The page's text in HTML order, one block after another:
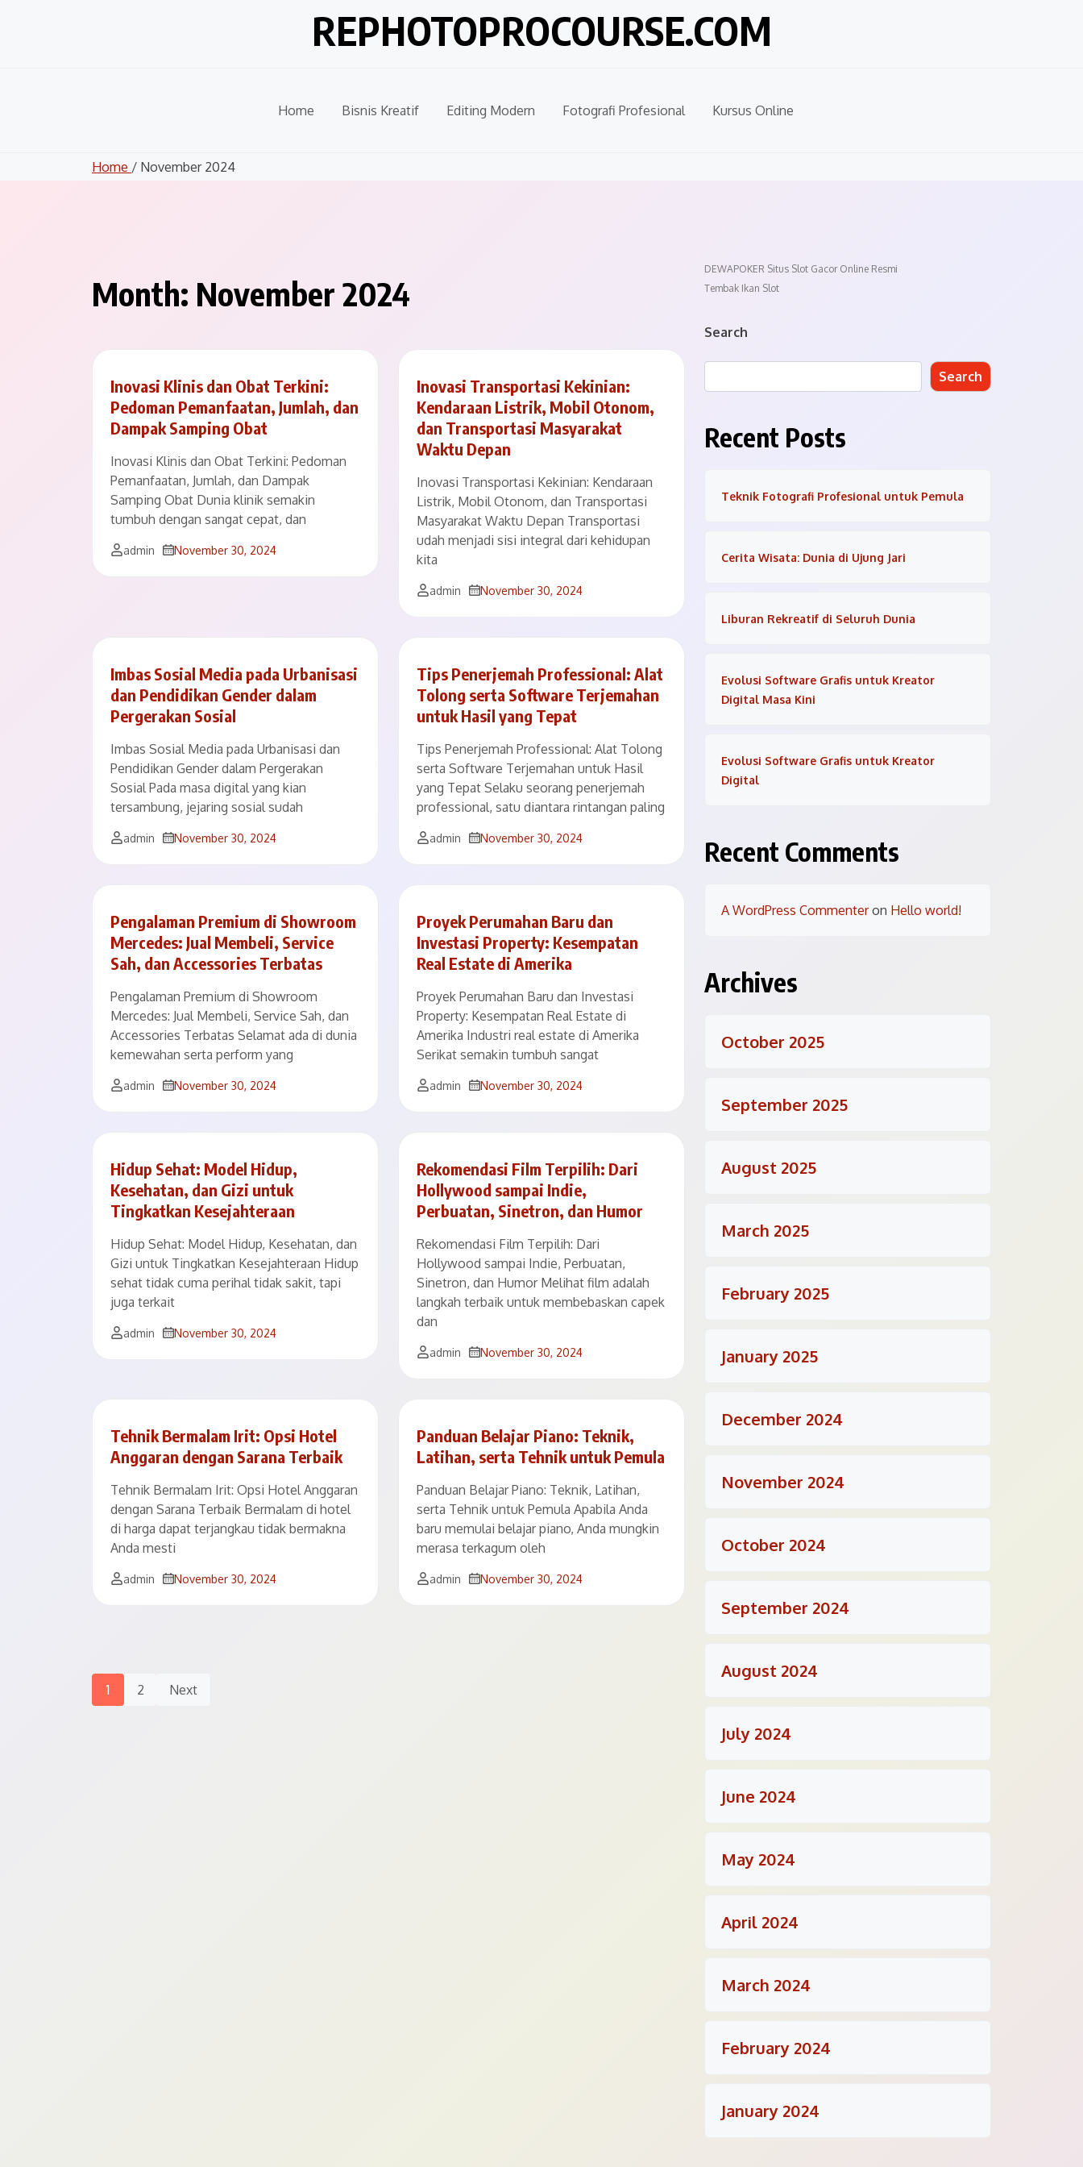
REPHOTOPROCOURSE.COM
Home Bisnis Kreatif Editing Modern Fotografi Profesional Kursus Online
Home / November 2024
Month: November 2024
Inovasi Klinis dan Obat Terkini:
Pedoman Pemanfaatan, Jumlah, dan
Dampak Samping Obat
Inovasi Klinis dan Obat Terkini: Pedoman
Pemanfaatan, Jumlah, dan Dampak
Samping Obat Dunia klinik semakin
tumbuh dengan sangat cepat, dan
admin November 30, 2024
Inovasi Transportasi Kekinian:
Kendaraan Listrik, Mobil Otonom,
dan Transportasi Masyarakat
Waktu Depan
Inovasi Transportasi Kekinian: Kendaraan
Listrik, Mobil Otonom, dan Transportasi
Masyarakat Waktu Depan Transportasi
udah menjadi sisi integral dari kehidupan
kita
admin November 30, 2024
Imbas Sosial Media pada Urbanisasi
dan Pendidikan Gender dalam
Pergerakan Sosial
Imbas Sosial Media pada Urbanisasi dan
Pendidikan Gender dalam Pergerakan
Sosial Pada masa digital yang kian
tersambung, jejaring sosial sudah
admin November 30, 2024
Tips Penerjemah Professional: Alat
Tolong serta Software Terjemahan
untuk Hasil yang Tepat
Tips Penerjemah Professional: Alat Tolong
serta Software Terjemahan untuk Hasil
yang Tepat Selaku seorang penerjemah
professional, satu diantara rintangan paling
admin November 30, 2024
Pengalaman Premium di Showroom
Mercedes: Jual Membeli, Service
Sah, dan Accessories Terbatas
Pengalaman Premium di Showroom
Mercedes: Jual Membeli, Service Sah, dan
Accessories Terbatas Selamat ada di dunia
kemewahan serta perform yang
admin November 30, 2024
Proyek Perumahan Baru dan
Investasi Property: Kesempatan
Real Estate di Amerika
Proyek Perumahan Baru dan Investasi
Property: Kesempatan Real Estate di
Amerika Industri real estate di Amerika
Serikat semakin tumbuh sangat
admin November 30, 2024
Hidup Sehat: Model Hidup,
Kesehatan, dan Gizi untuk
Tingkatkan Kesejahteraan
Hidup Sehat: Model Hidup, Kesehatan, dan
Gizi untuk Tingkatkan Kesejahteraan Hidup
sehat tidak cuma perihal tidak sakit, tapi
juga terkait
admin November 30, 2024
Rekomendasi Film Terpilih: Dari
Hollywood sampai Indie,
Perbuatan, Sinetron, dan Humor
Rekomendasi Film Terpilih: Dari
Hollywood sampai Indie, Perbuatan,
Sinetron, dan Humor Melihat film adalah
langkah terbaik untuk membebaskan capek
dan
admin November 30, 2024
Tehnik Bermalam Irit: Opsi Hotel
Anggaran dengan Sarana Terbaik
Tehnik Bermalam Irit: Opsi Hotel Anggaran
dengan Sarana Terbaik Bermalam di hotel
di harga dapat terjangkau tidak bermakna
Anda mesti
admin November 30, 2024
Panduan Belajar Piano: Teknik,
Latihan, serta Tehnik untuk Pemula
Panduan Belajar Piano: Teknik, Latihan,
serta Tehnik untuk Pemula Apabila Anda
baru memulai belajar piano, Anda mungkin
merasa terkagum oleh
admin November 30, 2024
Posts
1 2 Next
DEWAPOKER Situs Slot Gacor Online Resmi
Tembak Ikan Slot
Search
Search
Recent Posts
Teknik Fotografi Profesional untuk Pemula
Cerita Wisata: Dunia di Ujung Jari
Liburan Rekreatif di Seluruh Dunia
Evolusi Software Grafis untuk Kreator
Digital Masa Kini
Evolusi Software Grafis untuk Kreator
Digital
Recent Comments
A WordPress Commenteron Hello world!
Archives
October 2025
September 2025
August 2025
March 2025
February 2025
January 2025
December 2024
November 2024
October 2024
September 2024
August 2024
July 2024
June 2024
May 2024
April 2024
March 2024
February 2024
January 2024